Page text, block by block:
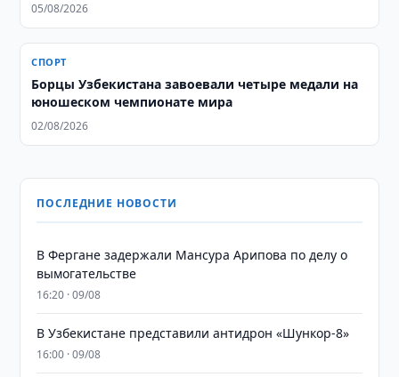
05/08/2026
СПОРТ
Борцы Узбекистана завоевали четыре медали на
юношеском чемпионате мира
02/08/2026
ПОСЛЕДНИЕ НОВОСТИ
В Фергане задержали Мансура Арипова по делу о
вымогательстве
16:20 · 09/08
В Узбекистане представили антидрон «Шункор-8»
16:00 · 09/08